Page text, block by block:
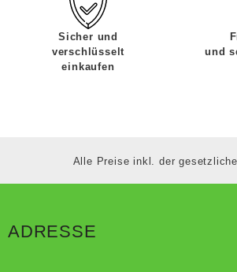
Sicher und
verschlüsselt
einkaufen
und
Alle Preise inkl. der
ADRESSE